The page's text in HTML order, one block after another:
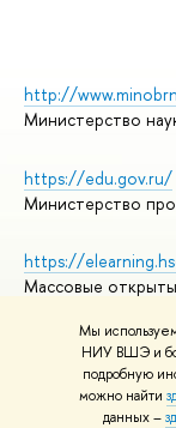
Мы
НИУ ВШЭ и
подробную
можно найти
данных –
http://
Министерство
https://edu.gov.ru/
Министерство
https://
Массовые
© НИУ ВШЭ
Условия